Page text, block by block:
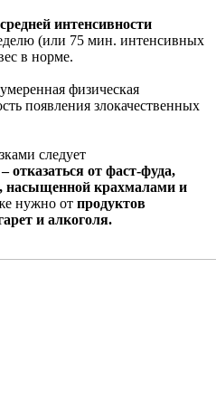
интенсивности
(или 75 мин. интенсивных
в норме.
физическая
появления злокачественных
следует
отказаться от фаст-фуда,
насыщенной крахмалами и
нужно от продуктов
и алкоголя.